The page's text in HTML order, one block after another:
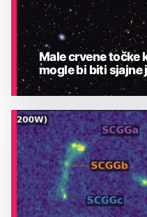
ASTRONOMIJA
Male crvene točke
mogle bi biti sjajne